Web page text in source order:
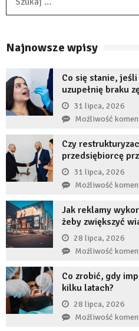
Najnowsze wpisy
Co się stanie,
uzupełnię braku
31 lipca, 2026
Możliwość
Czy
przedsiębiorcę
31 lipca, 2026
Możliwość
Jak reklamy
żeby zwiększyć
28 lipca, 2026
Możliwość
Co zrobić, gdy
kilku latach?
28 lipca, 2026
Możliwość